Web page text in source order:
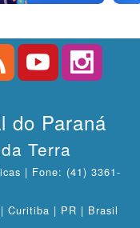
do Paraná
Terra
| Fone: (41) 3361-
Curitiba | PR | Brasil